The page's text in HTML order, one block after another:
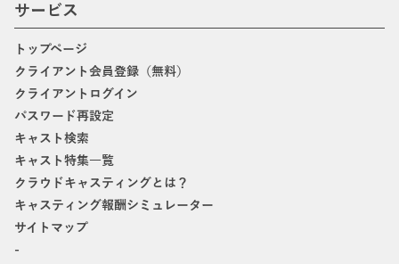
サービス
トップページ
クライアント会員登録（無料）
クライアントログイン
パスワード再設定
キャスト検索
キャスト特集一覧
クラウドキャスティングとは？
キャスティング報酬シミュレーター
サイトマップ
-